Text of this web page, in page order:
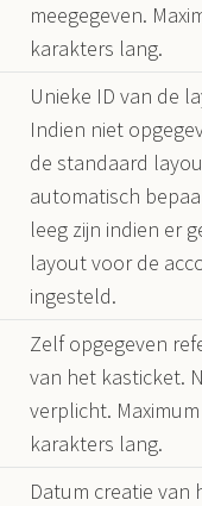
meegegeven.
karakters lang.
Unieke ID van de
Indien niet
de standaard
automatisch
leeg zijn indien er
layout voor de
ingesteld.
Zelf opgegeven
van het kasticket.
verplicht.
karakters lang.
Datum creatie van